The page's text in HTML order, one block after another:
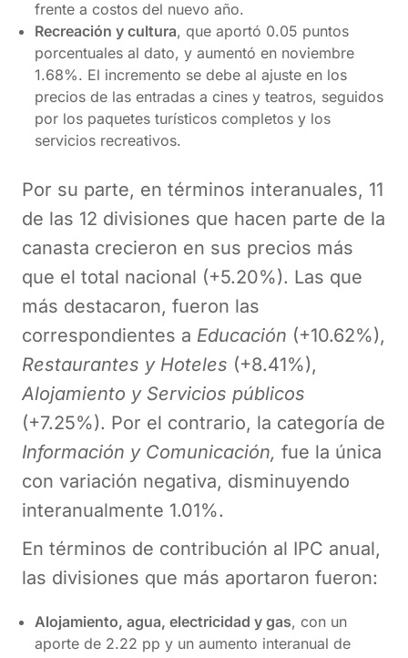
frente a costos del nuevo año.
Recreación y cultura, que aportó 0.05 puntos
porcentuales al dato, y aumentó en noviembre
1.68%. El incremento se debe al ajuste en los
precios de las entradas a cines y teatros, seguidos
por los paquetes turísticos completos y los
servicios recreativos.
Por su parte, en términos interanuales, 11
de las 12 divisiones que hacen parte de la
canasta crecieron en sus precios más
que el total nacional (+5.20%). Las que
más destacaron, fueron las
correspondientes a Educación (+10.62%),
Restaurantes y Hoteles (+8.41%),
Alojamiento y Servicios públicos
(+7.25%). Por el contrario, la categoría de
Información y Comunicación, fue la única
con variación negativa, disminuyendo
interanualmente 1.01%.
En términos de contribución al IPC anual,
las divisiones que más aportaron fueron:
Alojamiento, agua, electricidad y gas, con un
aporte de 2.22 pp y un aumento interanual de